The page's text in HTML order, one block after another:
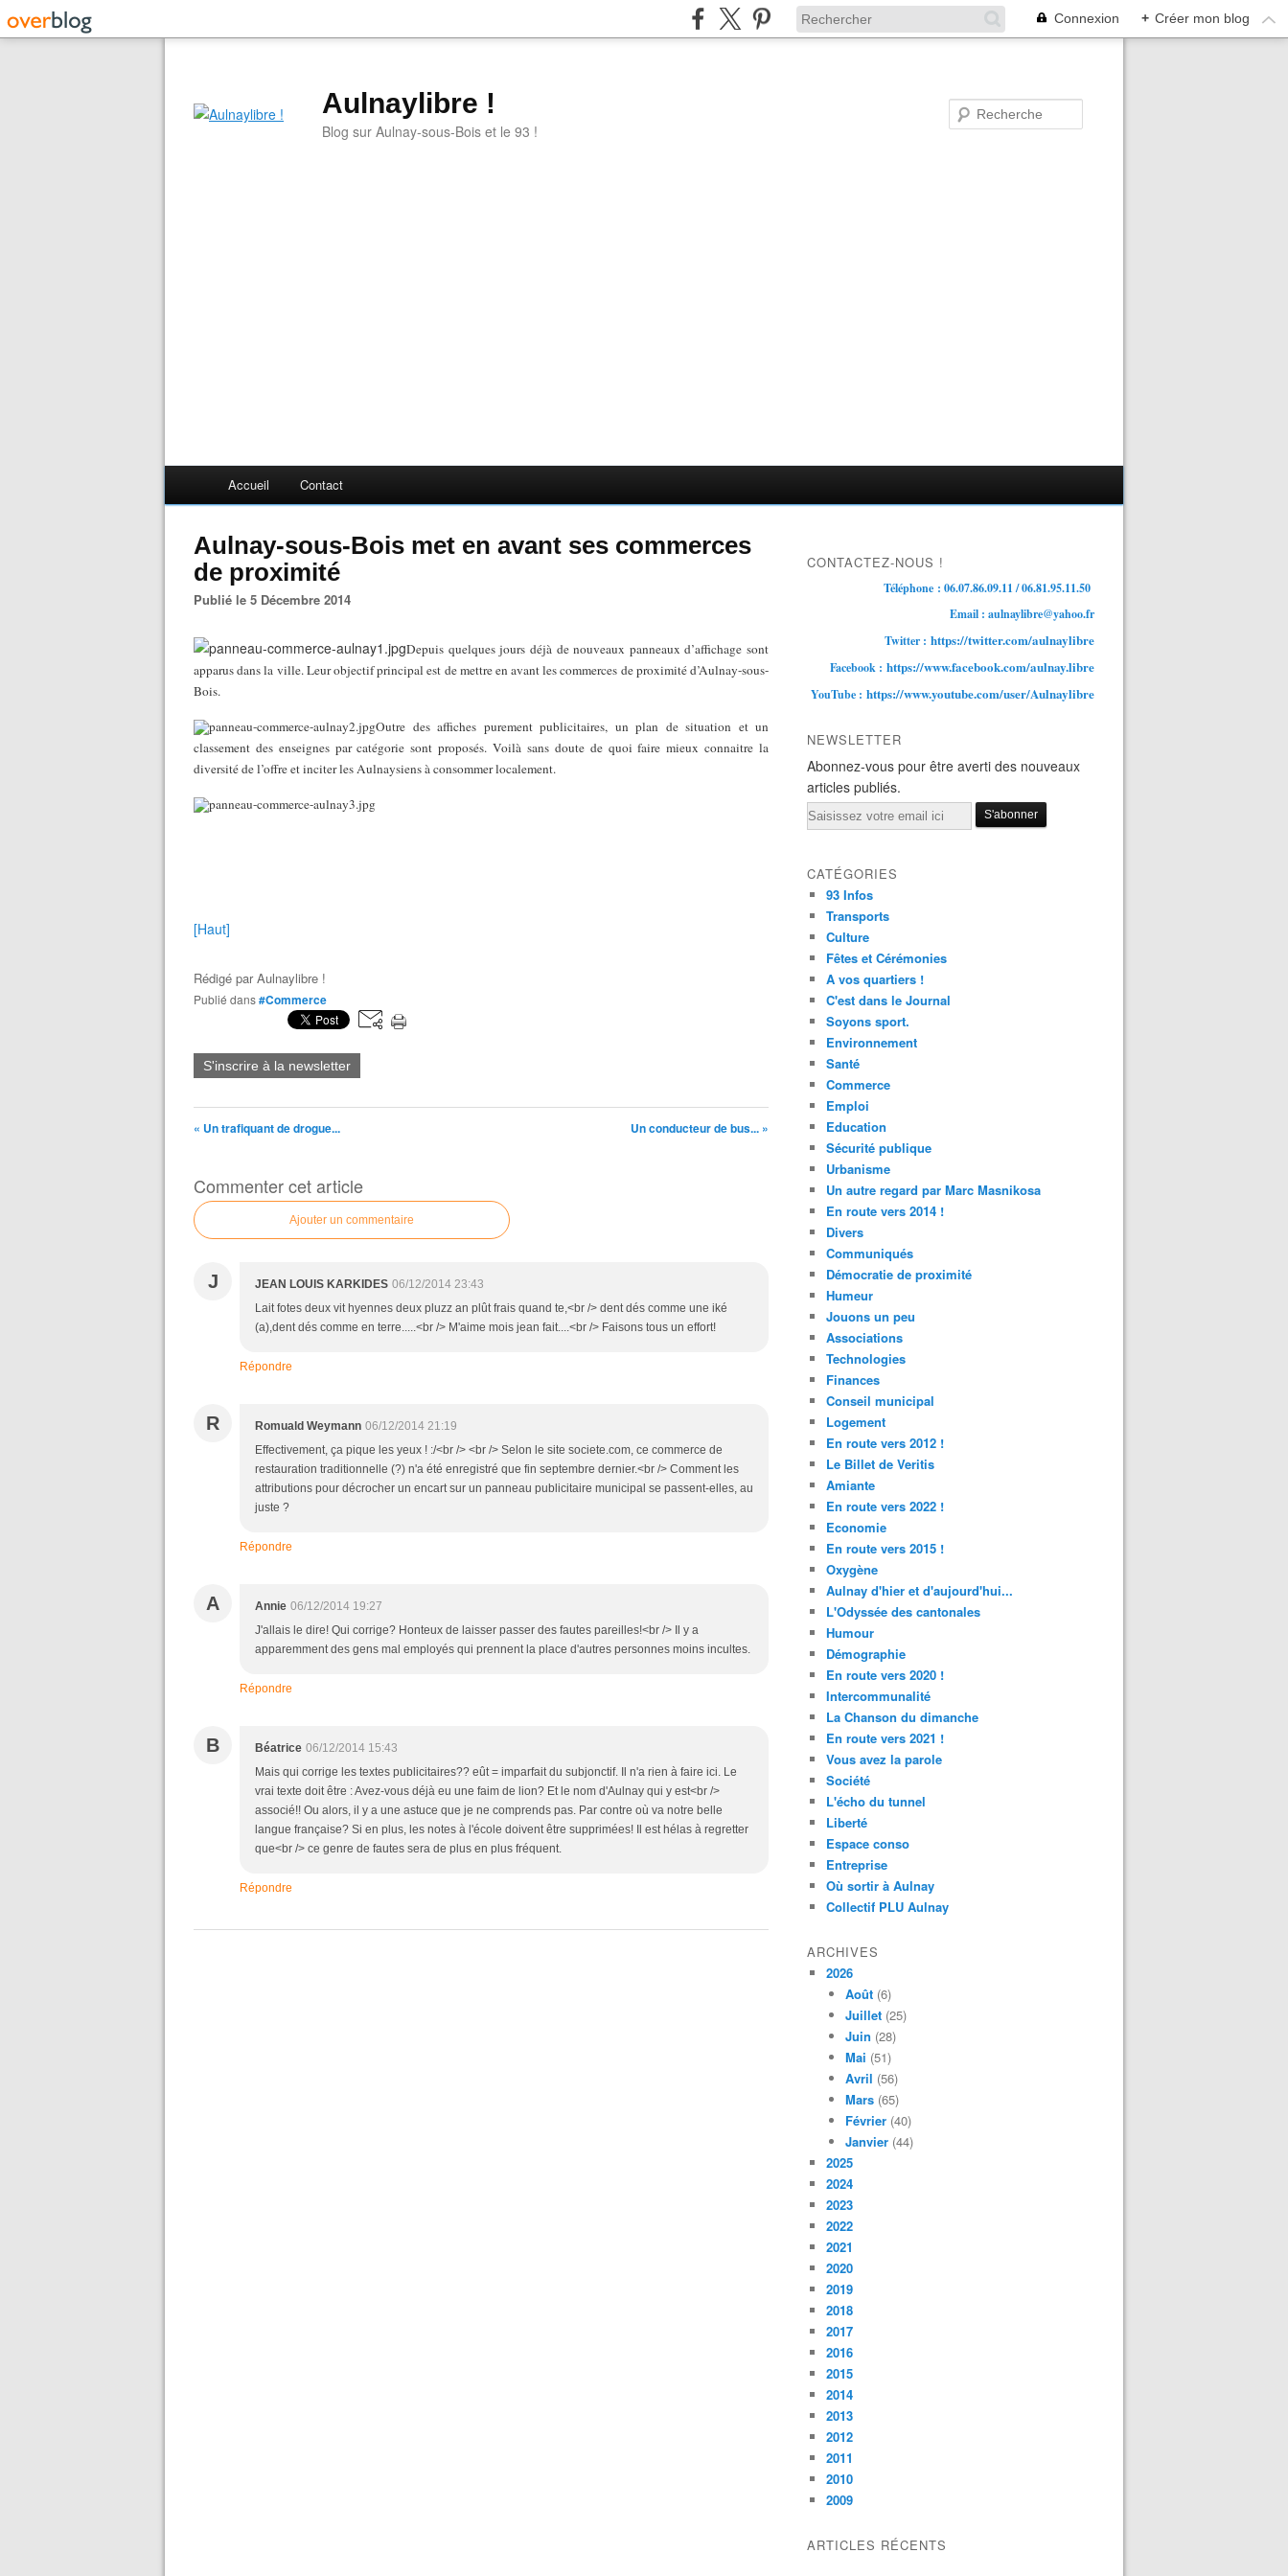
Connexion + Créer mon blog
Aulnaylibre !
Blog sur Aulnay-sous-Bois et le 93 !
Accueil Contact
Aulnay-sous-Bois met en avant ses commerces
de proximité
Publié le 5 Décembre 2014
Depuis quelques jours déjà de nouveaux panneaux d’affichage sont
apparus dans la ville. Leur objectif principal est de mettre en avant les commerces de proximité d’Aulnay-sous-
Bois.
Outre des affiches purement publicitaires, un plan de situation et un
classement des enseignes par catégorie sont proposés. Voilà sans doute de quoi faire mieux connaitre la
diversité de l’offre et inciter les Aulnaysiens à consommer localement.
[Haut]
Rédigé parAulnaylibre !
Publié dans#Commerce
S'inscrire à la newsletter
« Un trafiquant de drogue... Un conducteur de bus... »
Commenter cet article
Ajouter un commentaire
J JEAN LOUIS KARKIDES 06/12/2014 23:43
Lait fotes deux vit hyennes deux pluzz an plût frais quand te,<br /> dent dés comme une iké
(a),dent dés comme en terre.....<br /> M'aime mois jean fait....<br /> Faisons tous un effort!
Répondre
R Romuald Weymann 06/12/2014 21:19
Effectivement, ça pique les yeux ! :/<br /> <br /> Selon le site societe.com, ce commerce de
restauration traditionnelle (?) n'a été enregistré que fin septembre dernier.<br /> Comment les
attributions pour décrocher un encart sur un panneau publicitaire municipal se passent-elles, au
juste ?
Répondre
A Annie 06/12/2014 19:27
J'allais le dire! Qui corrige? Honteux de laisser passer des fautes pareilles!<br /> Il y a
apparemment des gens mal employés qui prennent la place d'autres personnes moins incultes.
Répondre
B Béatrice 06/12/2014 15:43
Mais qui corrige les textes publicitaires?? eût = imparfait du subjonctif. Il n'a rien à faire ici. Le
vrai texte doit être : Avez-vous déjà eu une faim de lion? Et le nom d'Aulnay qui y est<br />
associé!! Ou alors, il y a une astuce que je ne comprends pas. Par contre où va notre belle
langue française? Si en plus, les notes à l'école doivent être supprimées! Il est hélas à regretter
que<br /> ce genre de fautes sera de plus en plus fréquent.
Répondre
CONTACTEZ-NOUS !
Téléphone : 06.07.86.09.11 / 06.81.95.11.50
Email : aulnaylibre@yahoo.fr
Twitter : https://twitter.com/aulnaylibre
Facebook : https://www.facebook.com/aulnay.libre
YouTube : https://www.youtube.com/user/Aulnaylibre
NEWSLETTER
Abonnez-vous pour être averti des nouveaux
articles publiés.
Email
CATÉGORIES
93 Infos
Transports
Culture
Fêtes et Cérémonies
A vos quartiers !
C'est dans le Journal
Soyons sport.
Environnement
Santé
Commerce
Emploi
Education
Sécurité publique
Urbanisme
Un autre regard par Marc Masnikosa
En route vers 2014 !
Divers
Communiqués
Démocratie de proximité
Humeur
Jouons un peu
Associations
Technologies
Finances
Conseil municipal
Logement
En route vers 2012 !
Le Billet de Veritis
Amiante
En route vers 2022 !
Economie
En route vers 2015 !
Oxygène
Aulnay d'hier et d'aujourd'hui...
L'Odyssée des cantonales
Humour
Démographie
En route vers 2020 !
Intercommunalité
La Chanson du dimanche
En route vers 2021 !
Vous avez la parole
Société
L'écho du tunnel
Liberté
Espace conso
Entreprise
Où sortir à Aulnay
Collectif PLU Aulnay
ARCHIVES
2026
Août (6)
Juillet (25)
Juin (28)
Mai (51)
Avril (56)
Mars (65)
Février (40)
Janvier (44)
2025
2024
2023
2022
2021
2020
2019
2018
2017
2016
2015
2014
2013
2012
2011
2010
2009
ARTICLES RÉCENTS